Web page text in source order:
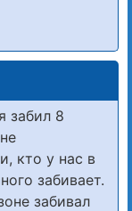
забил 8
кто у нас в
забивает.
забивал